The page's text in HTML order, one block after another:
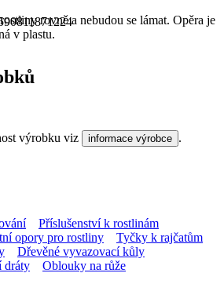
rovně a nebudou se lámat. Opěra je
v plastu.
výrobku viz informace výrobce .
Příslušenství k rostlinám
opory pro rostliny
Tyčky k rajčatům
Dřevěné vyvazovací kůly
dráty Oblouky na růže